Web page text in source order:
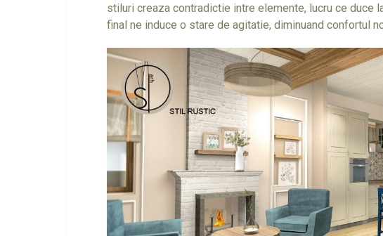
stiluri creaza contradictie intre elemente, lucru ce duce
final ne induce o stare de agitatie, diminuand confortul